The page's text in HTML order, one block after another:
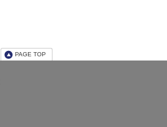
PAGE TOP